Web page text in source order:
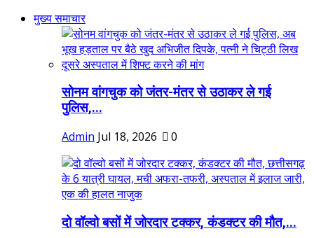
मुख्य समाचार
सोनम वांगचुक को जंतर-मंतर से उठाकर ले गई
पुलिस,...
Admin Jul 18, 2026 0
दो वॉल्वो बसों में जोरदार टक्कर, कंडक्टर की मौत,...